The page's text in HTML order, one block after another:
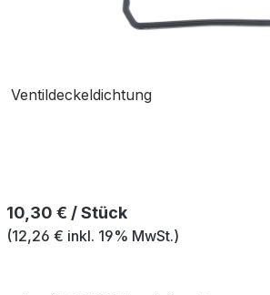
Ventildeckeldichtung
Regulärer Preis:
10,30 € / Stück
(12,26 € inkl. 19% MwSt.)